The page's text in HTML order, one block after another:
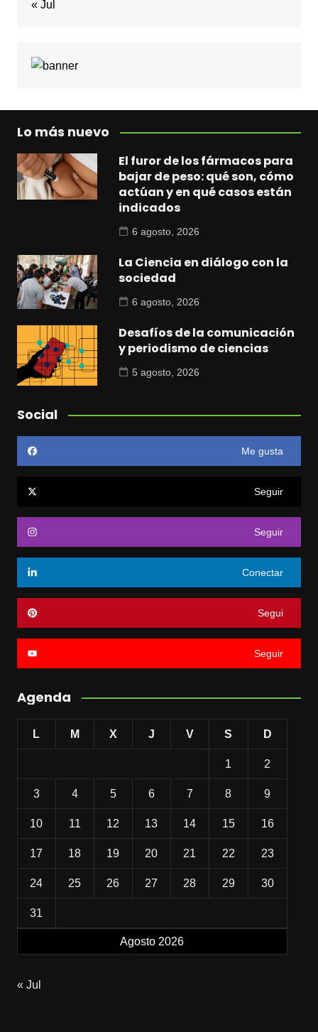
« Jul
Lo más nuevo
El furor de los fármacos para
bajar de peso: qué son, cómo
actúan y en qué casos están
indicados
6 agosto, 2026
La Ciencia en diálogo con la
sociedad
6 agosto, 2026
Desafíos de la comunicación
y periodismo de ciencias
5 agosto, 2026
Social
Me gusta
Seguir
Seguir
Conectar
Segui
Seguir
Agenda
Agosto 2026
L M X J V S D
1 2
3 4 5 6 7 8 9
10 11 12 13 14 15 16
17 18 19 20 21 22 23
24 25 26 27 28 29 30
31
« Jul